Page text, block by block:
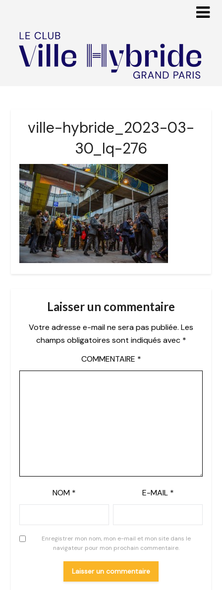
ville-hybride_2023-03-
30_lq-276
Laisser un commentaire
Votre adresse e-mail ne sera pas publiée. Les
champs obligatoires sont indiqués avec *
COMMENTAIRE *
NOM * E-MAIL *
Enregistrer mon nom, mon e-mail et mon site dans le
navigateur pour mon prochain commentaire.